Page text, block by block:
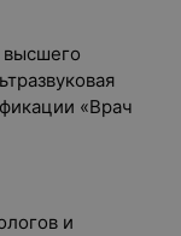
высшего
«Врач
и